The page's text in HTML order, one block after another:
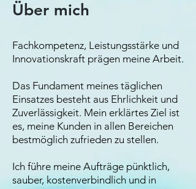
Über mich
Fachkompetenz, Leistungsstärke und
Innovationskraft prägen meine Arbeit.
Das Fundament meines täglichen
Einsatzes besteht aus Ehrlichkeit und
Zuverlässigkeit. Mein erklärtes Ziel ist
es, meine Kunden in allen Bereichen
bestmöglich zufrieden zu stellen.
Ich führe meine Aufträge pünktlich,
sauber, kostenverbindlich und in